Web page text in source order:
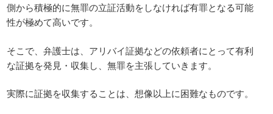
側から積極的に無罪の立証活動をしなければ有罪となる可能
性が極めて高いです。
そこで、弁護士は、アリバイ証拠などの依頼者にとって有利
な証拠を発見・収集し、無罪を主張していきます。
実際に証拠を収集することは、想像以上に困難なものです。